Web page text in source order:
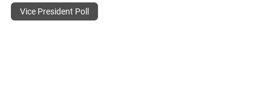
Vice President Poll